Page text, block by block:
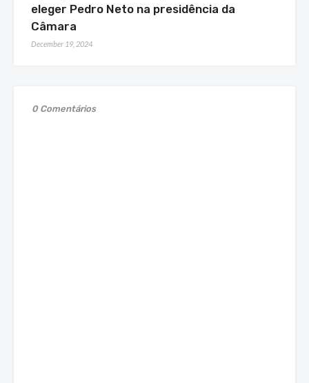
eleger Pedro Neto na presidência da
Câmara
December 19, 2024
0 Comentários